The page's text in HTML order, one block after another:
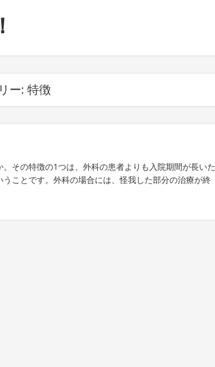
ー: 特徴
その特徴の1つは、外科の患者よりも入院期間が長いた
ことです。外科の場合には、怪我した部分の治療が終